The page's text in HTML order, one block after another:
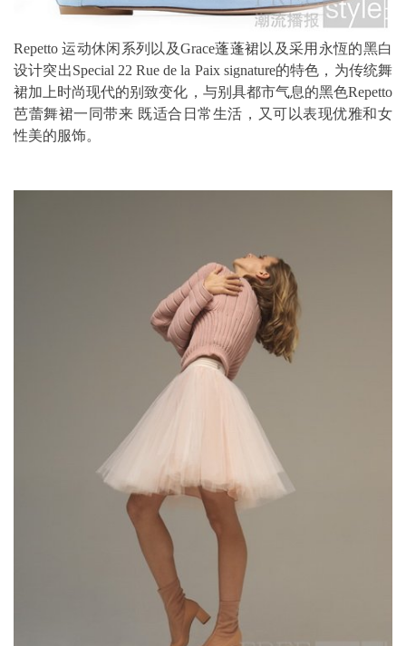
Repetto 运动休闲系列以及Grace蓬蓬裙以及采用永恆的黑白
设计突出Special 22 Rue de la Paix signature的特色，为传统舞
裙加上时尚现代的别致变化，与别具都市气息的黑色Repetto
芭蕾舞裙一同带来 既适合日常生活，又可以表现优雅和女
性美的服饰。